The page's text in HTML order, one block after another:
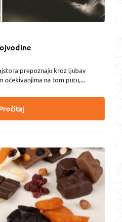
prepoznaju kroz ljubav
očekivanjima na tom putu,...